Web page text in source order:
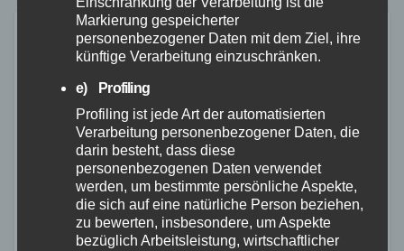
Markierung gespeicherter
personenbezogener Daten mit dem Ziel, ihre
künftige Verarbeitung einzuschränken.
e) Profiling
Profiling ist jede Art der automatisierten
Verarbeitung personenbezogener Daten, die
darin besteht, dass diese
personenbezogenen Daten verwendet
werden, um bestimmte persönliche Aspekte,
die sich auf eine natürliche Person beziehen,
zu bewerten, insbesondere, um Aspekte
bezüglich Arbeitsleistung, wirtschaftlicher